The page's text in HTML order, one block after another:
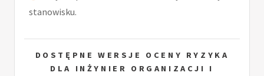
stanowisku.
DOSTĘPNE WERSJE OCENY RYZYKA
DLA INŻYNIER ORGANIZACJI I